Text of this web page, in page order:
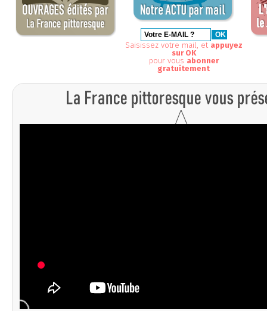
Saisissez votre mail, et appuyez
sur OK
pour vous abonner
gratuitement